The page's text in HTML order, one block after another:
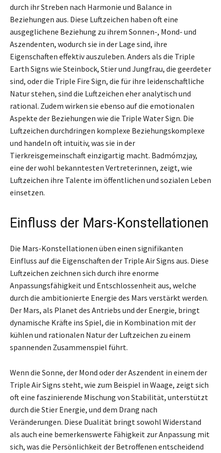
durch ihr Streben nach Harmonie und Balance in
Beziehungen aus. Diese Luftzeichen haben oft eine
ausgeglichene Beziehung zu ihrem Sonnen-, Mond- und
Aszendenten, wodurch sie in der Lage sind, ihre
Eigenschaften effektiv auszuleben. Anders als die Triple
Earth Signs wie Steinbock, Stier und Jungfrau, die geerdeter
sind, oder die Triple Fire Sign, die für ihre leidenschaftliche
Natur stehen, sind die Luftzeichen eher analytisch und
rational. Zudem wirken sie ebenso auf die emotionalen
Aspekte der Beziehungen wie die Triple Water Sign. Die
Luftzeichen durchdringen komplexe Beziehungskomplexe
und handeln oft intuitiv, was sie in der
Tierkreisgemeinschaft einzigartig macht. Badmómzjay,
eine der wohl bekanntesten Vertreterinnen, zeigt, wie
Luftzeichen ihre Talente im öffentlichen und sozialen Leben
einsetzen.
Einfluss der Mars-Konstellationen
Die Mars-Konstellationen üben einen signifikanten
Einfluss auf die Eigenschaften der Triple Air Signs aus. Diese
Luftzeichen zeichnen sich durch ihre enorme
Anpassungsfähigkeit und Entschlossenheit aus, welche
durch die ambitionierte Energie des Mars verstärkt werden.
Der Mars, als Planet des Antriebs und der Energie, bringt
dynamische Kräfte ins Spiel, die in Kombination mit der
kühlen und rationalen Natur der Luftzeichen zu einem
spannenden Zusammenspiel führt.
Wenn die Sonne, der Mond oder der Aszendent in einem der
Triple Air Signs steht, wie zum Beispiel in Waage, zeigt sich
oft eine faszinierende Mischung von Stabilität, unterstützt
durch die Stier Energie, und dem Drang nach
Veränderungen. Diese Dualität bringt sowohl Widerstand
als auch eine bemerkenswerte Fähigkeit zur Anpassung mit
sich, was die Persönlichkeit der Betroffenen entscheidend